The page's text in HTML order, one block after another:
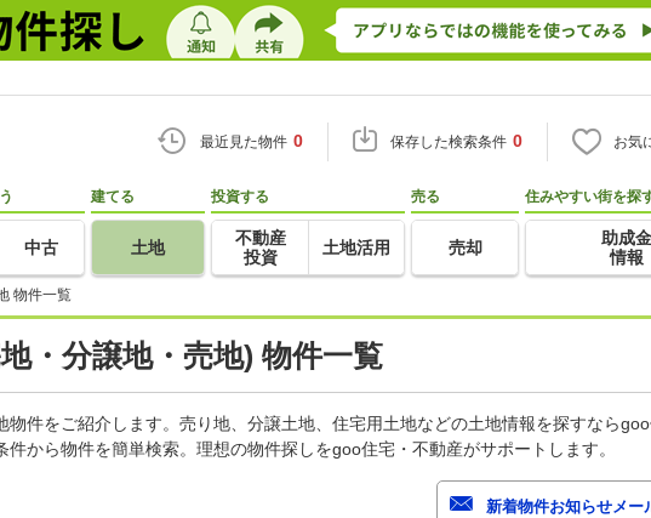
最近見た物件 0 保存した検索条件 0 お気
中古
建てる
土地
投資する
不動産
投資
土地活用
売る
売却
住みやすい街を探
助成金
情報
物件一覧
・分譲地・売地) 物件一覧
件をご紹介します。売り地、分譲土地、住宅用土地などの土地情報を探すなら
から物件を簡単検索。理想の物件探しをgoo住宅・不動産がサポートします。